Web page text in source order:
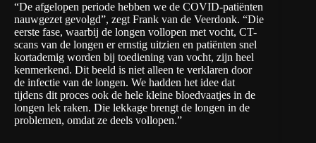
“De afgelopen periode hebben we de COVID-patiënten
nauwgezet gevolgd”, zegt Frank van de Veerdonk. “Die
eerste fase, waarbij de longen vollopen met vocht, CT-
scans van de longen er ernstig uitzien en patiënten snel
kortademig worden bij toediening van vocht, zijn heel
kenmerkend. Dit beeld is niet alleen te verklaren door
de infectie van de longen. We hadden het idee dat
tijdens dit proces ook de hele kleine bloedvaatjes in de
longen lek raken. Die lekkage brengt de longen in de
problemen, omdat ze deels vollopen.”